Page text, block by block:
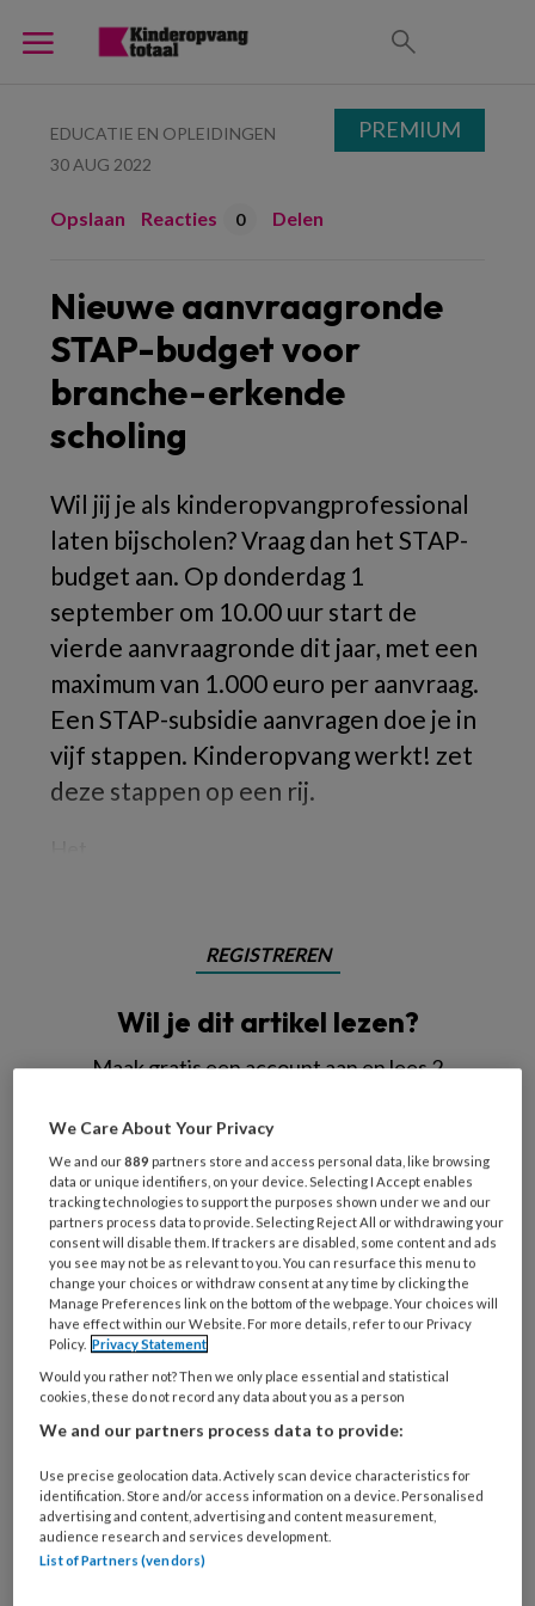
EDUCATIE EN OPLEIDINGEN
30 AUG 2022
Opslaan Reacties 0 Delen
Nieuwe aanvraagronde
STAP-budget voor
branche-erkende
scholing
Wil jij je als kinderopvangprofessional
laten bijscholen? Vraag dan het STAP-
budget aan. Op donderdag 1
september om 10.00 uur start de
vierde aanvraagronde dit jaar, met een
maximum van 1.000 euro per aanvraag.
Een STAP-subsidie aanvragen doe je in
vijf stappen. Kinderopvang werkt! zet
deze stappen op een rij.
REGISTREREN
Wil je dit artikel lezen?
Maak gratis een account aan en lees 2
Al een account of abonnement?Log dan in
Wat
is
je
e-
mailadres?
*
Kies
je
wachtwoord* *
Kies
functie *
Bij
welke
organisatie
PREMIUM
We Care About Your Privacy
We and our889 partners store and access personal data, like browsing
data or unique identifiers, on your device. Selecting I Accept enables
tracking technologies to support the purposes shown under we and our
partners process data to provide. Selecting Reject All or withdrawing your
consent will disable them. If trackers are disabled, some content and ads
you see may not be as relevant to you. You can resurface this menu to
change your choices or withdraw consent at any time by clicking the
Manage Preferences link on the bottom of the webpage. Your choices will
have effect within our Website. For more details, refer to our Privacy
Policy. Privacy Statement
Would you rather not? Then we only place essential and statistical
cookies, these do not record any data about you as a person
We and our partners process data to provide:
Use precise geolocation data. Actively scan device characteristics for
identification. Store and/or access information on a device. Personalised
advertising and content, advertising and content measurement,
audience research and services development.
List of Partners (vendors)